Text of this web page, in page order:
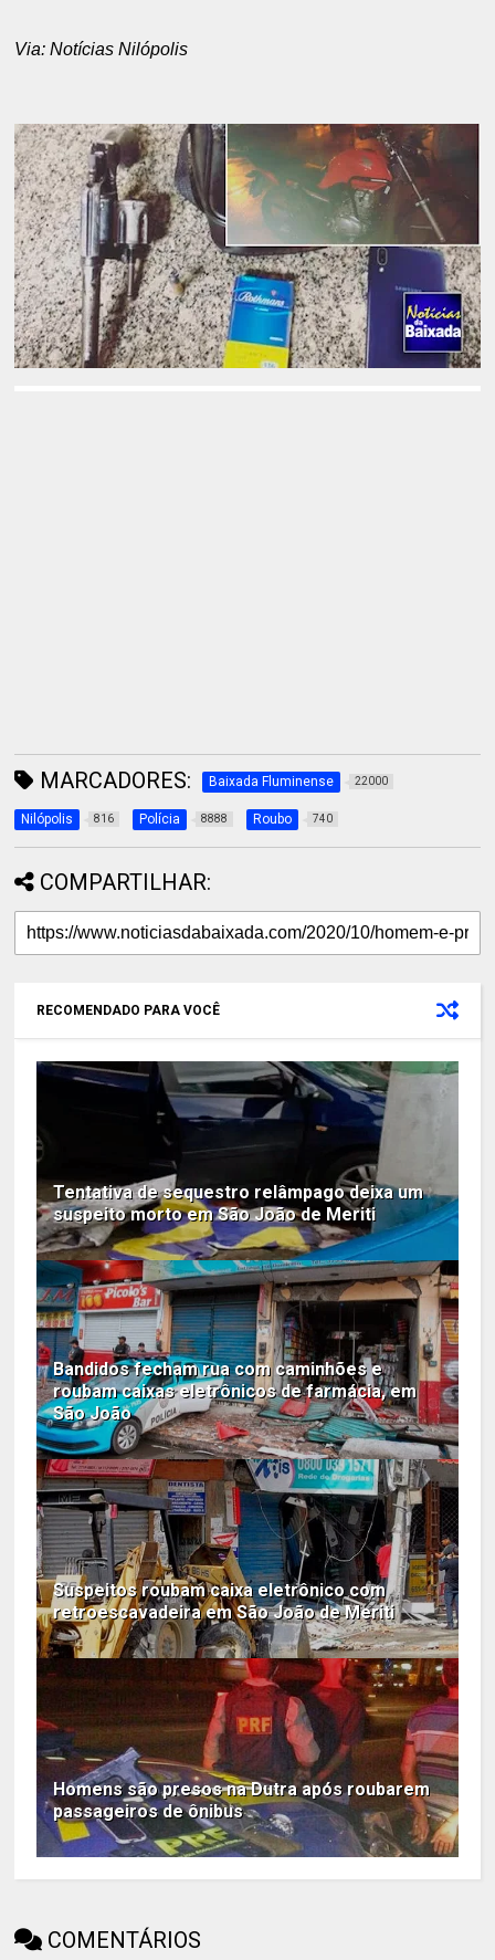
Via: Notícias Nilópolis
MARCADORES: Baixada Fluminense 22000
Nilópolis 816 Polícia 8888 Roubo 740
COMPARTILHAR:
RECOMENDADO PARA VOCÊ
Tentativa de sequestro relâmpago deixa um
suspeito morto em São João de Meriti
Bandidos fecham rua com caminhões e
roubam caixas eletrônicos de farmácia, em
São João
Suspeitos roubam caixa eletrônico com
retroescavadeira em São João de Meriti
Homens são presos na Dutra após roubarem
passageiros de ônibus
COMENTÁRIOS